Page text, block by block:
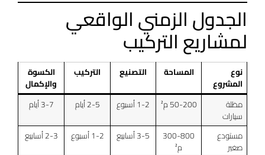
الجدول الزمني الواقعي
لمشاريع التركيب
نوع
المشروع
المساحة التصنيع التركيب الكسوة
والإكمال
مظلة
سيارات
50-200 م² 1-2 أسبوع 2-5 أيام 3-7 أيام
مستودع
صغير
300-800
م²
3-5 أسابيع 1-2 أسبوع 2-3 أسابيع